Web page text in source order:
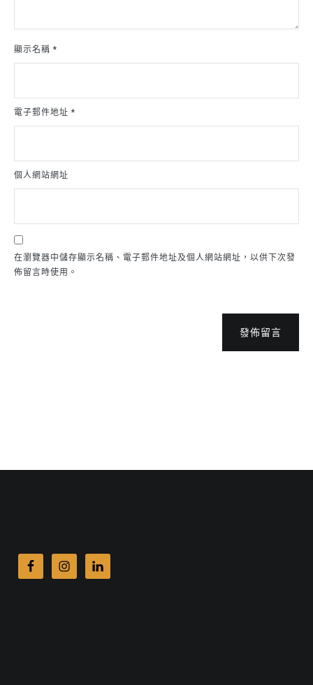
顯示名稱 *
電子郵件地址 *
個人網站網址
在瀏覽器中儲存顯示名稱、電子郵件地址及個人網站網址，以供下次發
佈留言時使用。
發佈留言